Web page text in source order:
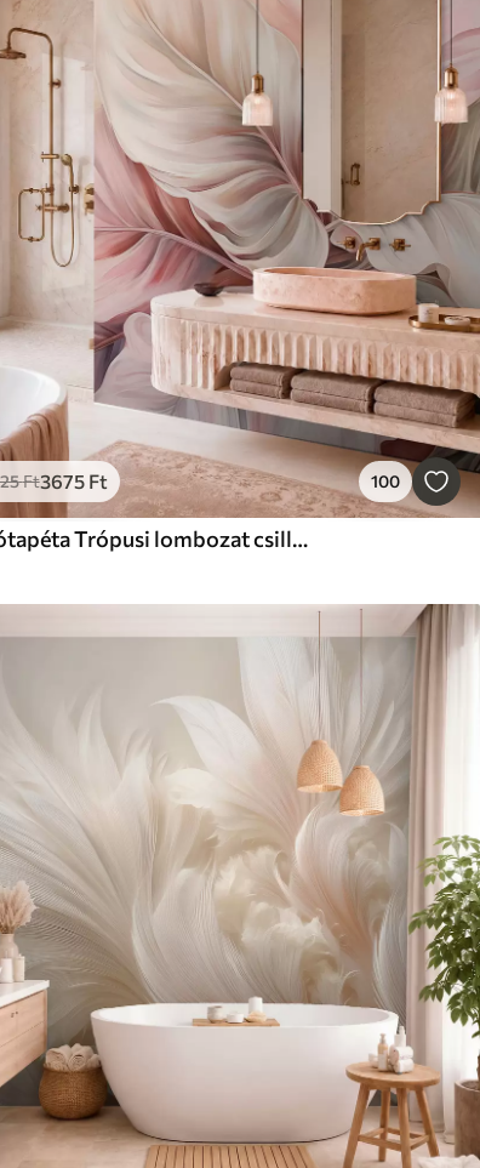
Ft3675 Ft 100
Fotótapéta Trópusi lombozat csillogó színekkel